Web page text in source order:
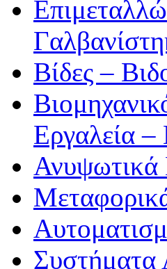
Βίδες –
Εργαλεία –
Ανυψωτικά
Συστήματα